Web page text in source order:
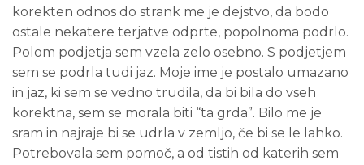
korekten odnos do strank me je dejstvo, da bodo
ostale nekatere terjatve odprte, popolnoma podrlo.
Polom podjetja sem vzela zelo osebno. S podjetjem
sem se podrla tudi jaz. Moje ime je postalo umazano
in jaz, ki sem se vedno trudila, da bi bila do vseh
korektna, sem se morala biti “ta grda”. Bilo me je
sram in najraje bi se udrla v zemljo, če bi se le lahko.
Potrebovala sem pomoč, a od tistih od katerih sem